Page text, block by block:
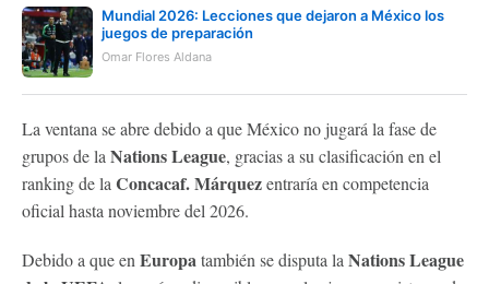
Mundial 2026: Lecciones que dejaron a México los
juegos de preparación
Omar Flores Aldana
La ventana se abre debido a que México no jugará la fase de
grupos de laNations League, gracias a su clasificación en el
ranking de laConcacaf. Márquezentraría en competencia
oficial hasta noviembre del 2026.
Debido a que enEuropatambién se disputa laNations League